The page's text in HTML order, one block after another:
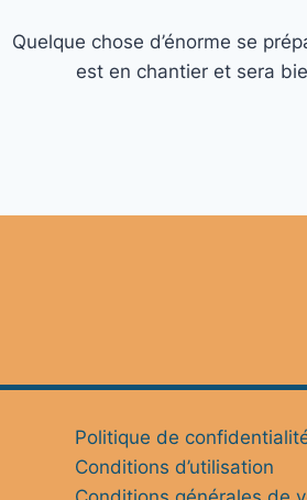
Quelque chose d’énorme se
est en chantier et sera
Politique de
Conditions d’utilisation